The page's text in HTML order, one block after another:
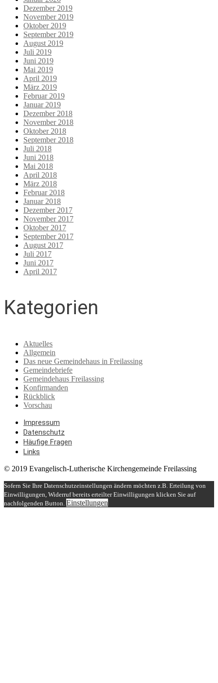
Dezember 2019
November 2019
Oktober 2019
September 2019
August 2019
Juli 2019
Juni 2019
Mai 2019
April 2019
März 2019
Februar 2019
Januar 2019
Dezember 2018
November 2018
Oktober 2018
September 2018
Juli 2018
Juni 2018
Mai 2018
April 2018
März 2018
Februar 2018
Januar 2018
Dezember 2017
November 2017
Oktober 2017
September 2017
August 2017
Juli 2017
Juni 2017
April 2017
Kategorien
Aktuelles
Allgemein
Das neue Gemeindehaus in Freilassing
Gemeindebriefe
Gemeindehaus Freilassing
Konfirmanden
Rückblick
Vorschau
Impressum
Datenschutz
Häufige Fragen
Links
© 2019 Evangelisch-Lutherische Kirchengemeinde Freilassing
Sofern Sie Ihre Datenschutzeinstellungen ändern möchten z.B. Erteilung von
Einwilligungen, Widerruf bereits erteilter Einwilligungen klicken Sie auf
nachfolgenden Button. Einstellungen